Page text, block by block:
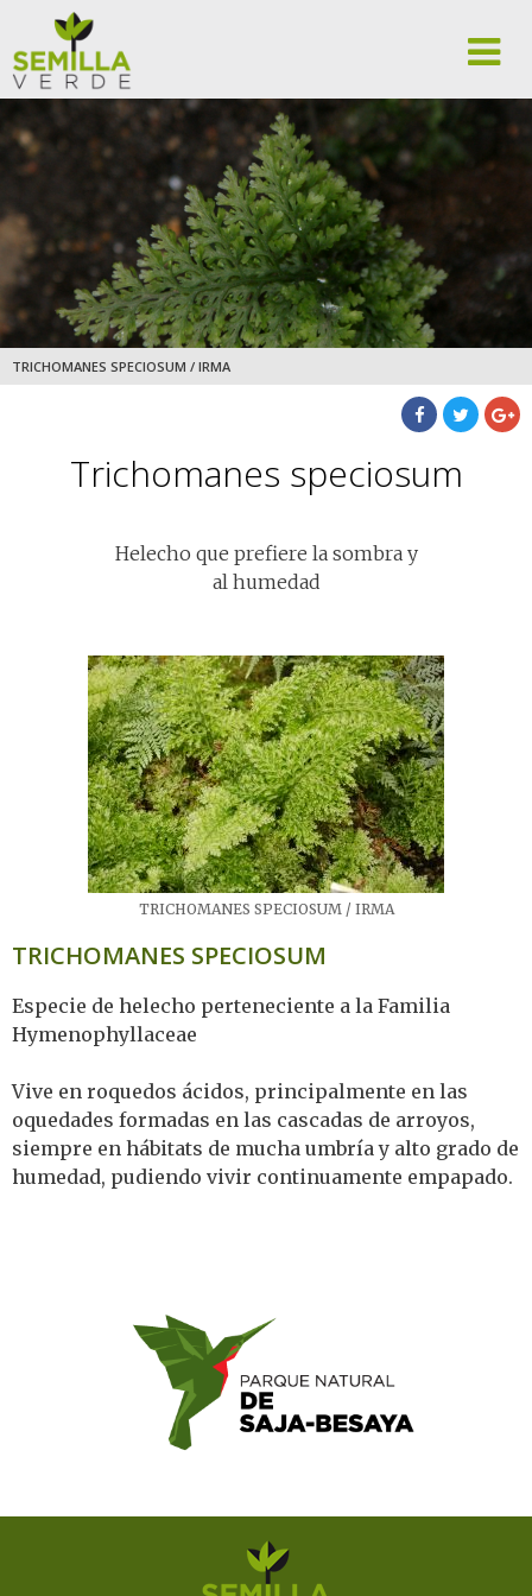
TRICHOMANES SPECIOSUM / IRMA
Trichomanes speciosum
Helecho que prefiere la sombra y
al humedad
TRICHOMANES SPECIOSUM / IRMA
TRICHOMANES SPECIOSUM
Especie de helecho perteneciente a la Familia
Hymenophyllaceae
Vive en roquedos ácidos, principalmente en las
oquedades formadas en las cascadas de arroyos,
siempre en hábitats de mucha umbría y alto grado de
humedad, pudiendo vivir continuamente empapado.